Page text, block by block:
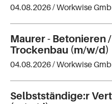
04.08.2026 /Workwise
Maurer - Betonieren
Trockenbau (m/w/d)
04.08.2026 /Workwise
Selbstständige:r